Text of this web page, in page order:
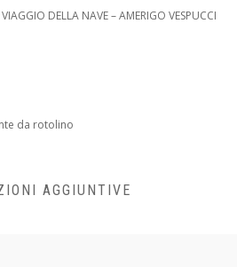
DELLA NAVE – AMERIGO VESPUCCI
da rotolino
AGGIUNTIVE